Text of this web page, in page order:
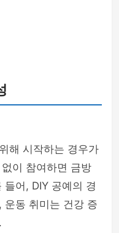
해 시작하는 경우가
이 참여하면 금방
어, DIY 공예의 경
운동 취미는 건강 증